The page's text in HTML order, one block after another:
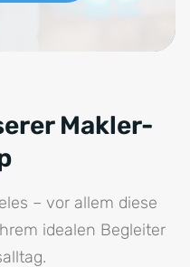
Makler-
– vor allem diese
idealen Begleiter